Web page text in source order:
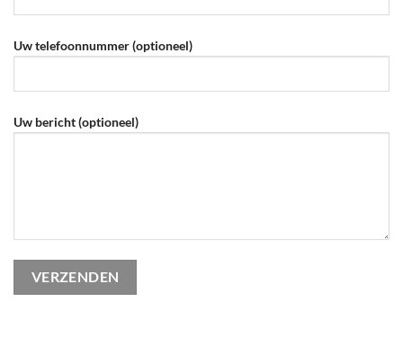
Uw telefoonnummer (optioneel)
Gelieve dit veld leeg te laten.
Uw bericht (optioneel)